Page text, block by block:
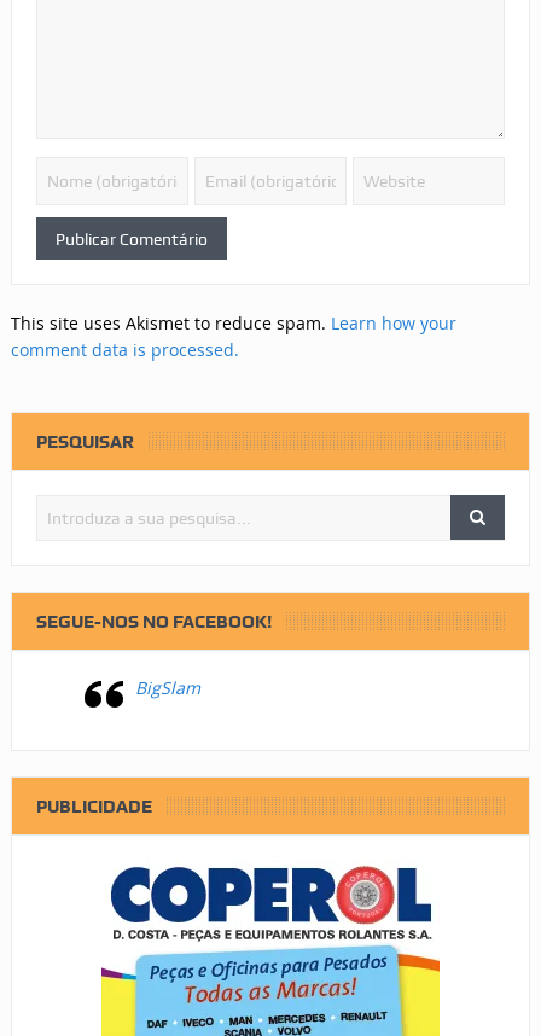
This site uses Akismet to reduce spam. Learn how your
comment data is processed.
PESQUISAR
SEGUE-NOS NO FACEBOOK!
BigSlam
PUBLICIDADE